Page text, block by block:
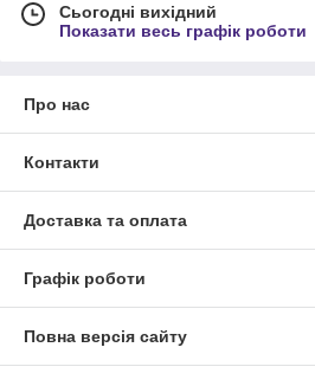
Сьогодні вихідний
Показати весь графік роботи
Про нас
Контакти
Доставка та оплата
Графік роботи
Повна версія сайту